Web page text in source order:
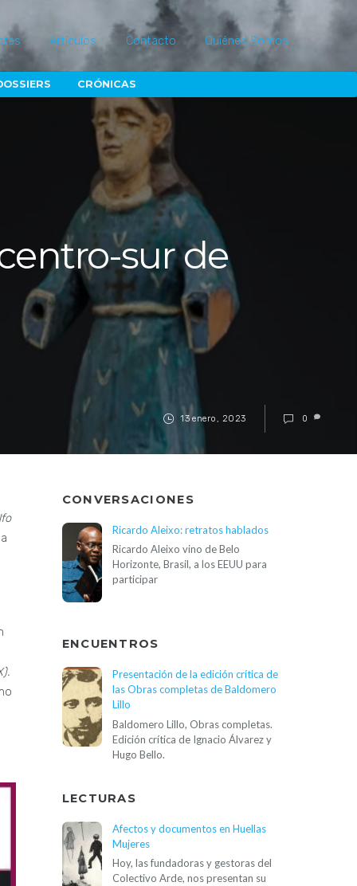
Artículos Contacto Quiénes Somos
CRÓNICAS
13 enero, 2023
sur de
0
CONVERSACIONES
Ricardo Aleixo: retratos hablados
Ricardo Aleixo vino de Belo
Horizonte, Brasil, a los EEUU para
participar
ENCUENTROS
Presentación de la edición crítica de
las Obras completas de Baldomero
Lillo
Baldomero Lillo, Obras completas.
Edición crítica de Ignacio Álvarez y
Hugo Bello.
LECTURAS
Afectos y documentos en Huellas
Mujeres
Hoy, las fundadoras y gestoras del
Colectivo Arde, nos presentan su